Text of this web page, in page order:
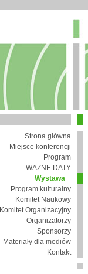
Strona główna
Miejsce konferencji
Program
WAŻNE DATY
Wystawa
Program kulturalny
Komitet Naukowy
Komitet Organizacyjny
Organizatorzy
Sponsorzy
Materiały dla mediów
Kontakt